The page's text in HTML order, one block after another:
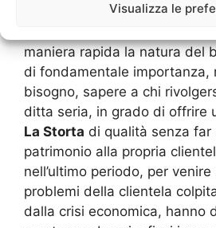
Visualizza le
calare delicatamente le
maniera rapida la natura del
di fondamentale importanza,
bisogno, sapere a chi
ditta seria, in grado di offrire
La Storta di qualità senza far
patrimonio alla propria
nell’ultimo periodo, per
problemi della clientela
dalla crisi economica, hanno